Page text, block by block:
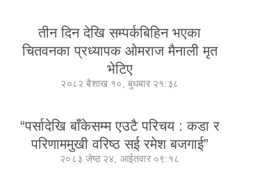
तीन दिन देखि सम्पर्कबिहिन भएका
चितवनका प्रध्यापक ओमराज मैनाली मृत
भेटिए
२०८२ बैशाख १०, बुधबार २१:३८
“पर्सादेखि बाँकेसम्म एउटै परिचय : कडा र
परिणाममुखी वरिष्ठ सई रमेश बजगाई”
२०८३ जेष्ठ २४, आईतवार ०९:१८